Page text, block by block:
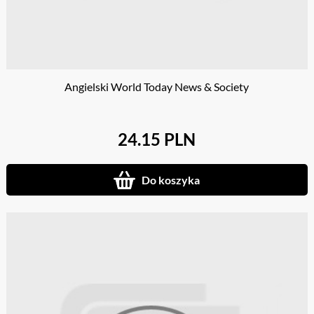
Angielski World Today News & Society
24.15 PLN
Do koszyka